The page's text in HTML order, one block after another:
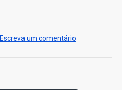
Escreva um comentário